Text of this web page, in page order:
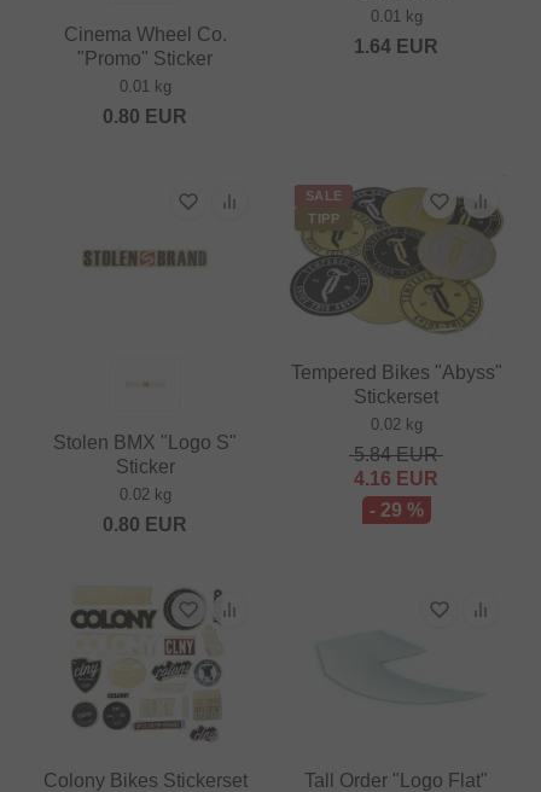
Cinema Wheel Co.
"Promo" Sticker
0.01 kg
0.80 EUR
0.01 kg
1.64 EUR
Stolen BMX "Logo S"
Sticker
0.02 kg
0.80 EUR
SALE
TIPP
Tempered Bikes "Abyss"
Stickerset
0.02 kg
5.84EUR
4.16 EUR
- 29 %
Colony Bikes Stickerset
Tall Order "Logo Flat"